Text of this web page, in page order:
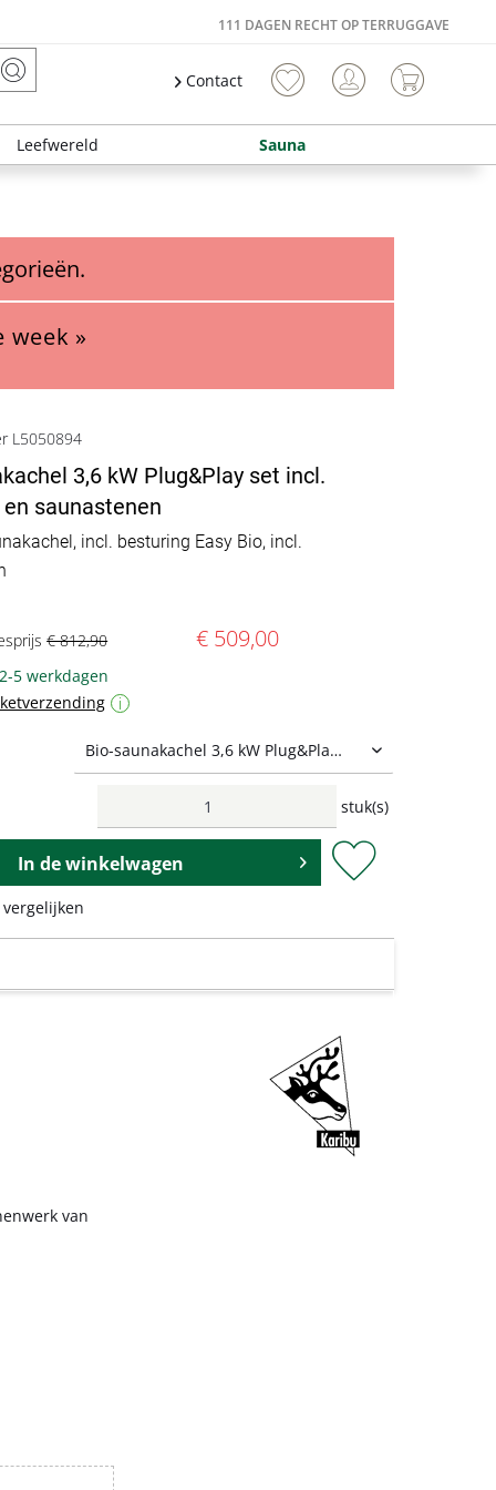
111 DAGEN RECHT OP TERRUGGAVE
Contact
Leefwereld Sauna
week »
L5050894
3,6 kW Plug&Play set incl.
saunastenen
incl. besturing Easy Bio, incl.
€ 812,90 € 509,00
5 werkdagen
i
stuk(s)
In de winkelwagen
van